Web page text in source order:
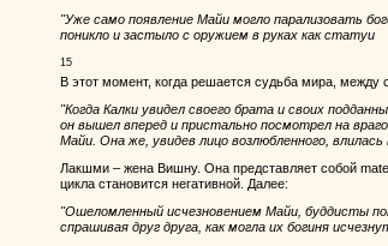
"Уже само появление Майи могло парализовать
поникло и застыло с оружием в руках как статуи
15
В этот момент, когда решается судьба мира, между
"Когда Калки увидел своего брата и своих
он вышел вперед и пристально посмотрел на
Майи. Она же, увидев лицо возлюбленного, влилась
Лакшми – жена Вишну. Она представляет собой
цикла становится негативной. Далее:
"Ошеломленный исчезновением Майи, буддисты
спрашивая друг друга, как могла их богиня